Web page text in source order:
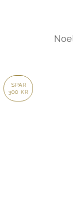
SPAR
300 KR